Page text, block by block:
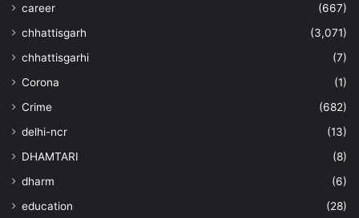
career
(667)
chhattisgarh
(3,071)
chhattisgarhi
(7)
Corona
(1)
Crime
(682)
delhi-ncr
(13)
DHAMTARI
(8)
dharm
(6)
education
(28)